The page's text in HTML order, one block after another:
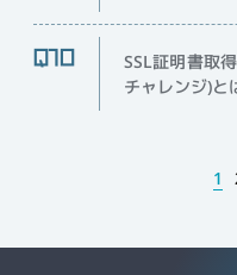
SSL証明書取
チャレンジ)と
1